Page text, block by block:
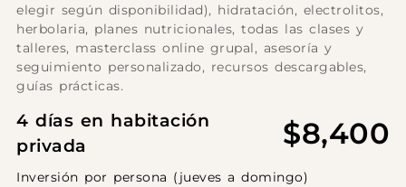
elegir según disponibilidad), hidratación, electrolitos,
herbolaria, planes nutricionales, todas las clases y
talleres, masterclass online grupal, asesoría y
seguimiento personalizado, recursos descargables,
guías prácticas.
4 días en habitación
privada
$8,400
Inversión por persona (jueves a domingo)